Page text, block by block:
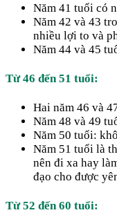
Năm 41 tuổi có
Năm 42 và 43
nhiều lợi to và
Năm 44 và 45
Từ 46 đến 51 tuổi:
Hai năm 46 và
Năm 48 và 49
Năm 50 tuổi:
Năm 51 tuổi là
nên đi xa hay
đạo cho được
Từ 52 đến 60 tuổi: